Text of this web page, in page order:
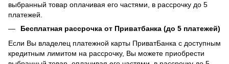
выбранный товар оплачивая его частями, в рассрочку до 5
платежей.
Бесплатная рассрочка от Приватбанка (до 5 платежей)
Если Вы владелец платежной карты ПриватБанка с доступным
кредитным лимитом на рассрочку, Вы можете приобрести